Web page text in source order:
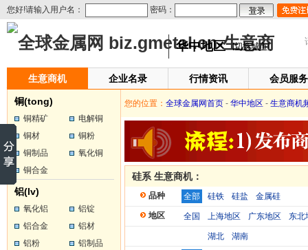
您好!请输入用户名： 密码：
华中地区 [切换城市]
生意商机 企业名录 行情资讯 会员服务
铜(tong)
铜精矿
电解铜
铜材
铜粉
铜制品
氧化铜
铜合金
铝(lv)
氧化铝
铝锭
铝合金
铝材
铝粉
铝制品
您的位置： 全球金属网首页 - 华中地区 - 生意商机
硅系 生意商机：
品种 全部 硅铁 硅盐
金属硅
地区
全国 上海地区 广东地区 东北
湖北
湖南